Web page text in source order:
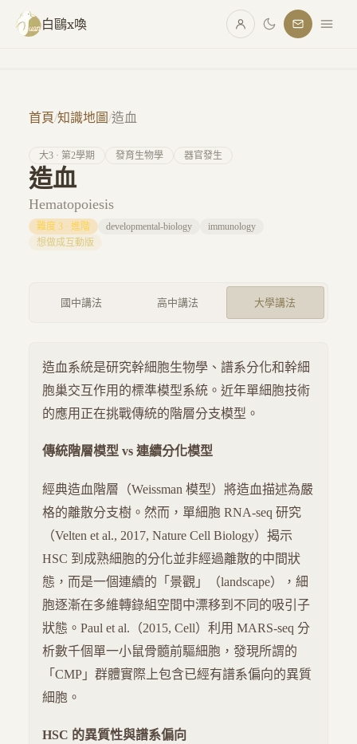
跳至主要內容
白鷗x喚
首頁/知識地圖/造血
大3 · 第2學期 發育生物學 器官發生
造血
Hematopoiesis
難度 3 · 進階 developmental-biology
immunology
想做成互動版
國中講法 高中講法 大學講法
造血系統是研究幹細胞生物學、譜系分化和幹細
胞巢交互作用的標準模型系統。近年單細胞技術
的應用正在挑戰傳統的階層分支模型。
傳統階層模型 vs 連續分化模型
經典造血階層（Weissman 模型）將造血描述為嚴
格的離散分支樹。然而，單細胞 RNA-seq 研究
（Velten et al., 2017, Nature Cell Biology）揭示
HSC 到成熟細胞的分化並非經過離散的中間狀
態，而是一個連續的「景觀」（landscape），細
胞逐漸在多維轉錄組空間中漂移到不同的吸引子
狀態。Paul et al.（2015, Cell）利用 MARS-seq 分
析數千個單一小鼠骨髓前驅細胞，發現所謂的
「CMP」群體實際上包含已經有譜系偏向的異質
細胞。
HSC 的異質性與譜系偏向